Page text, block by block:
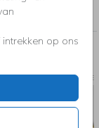
op ons
of verjaardag.